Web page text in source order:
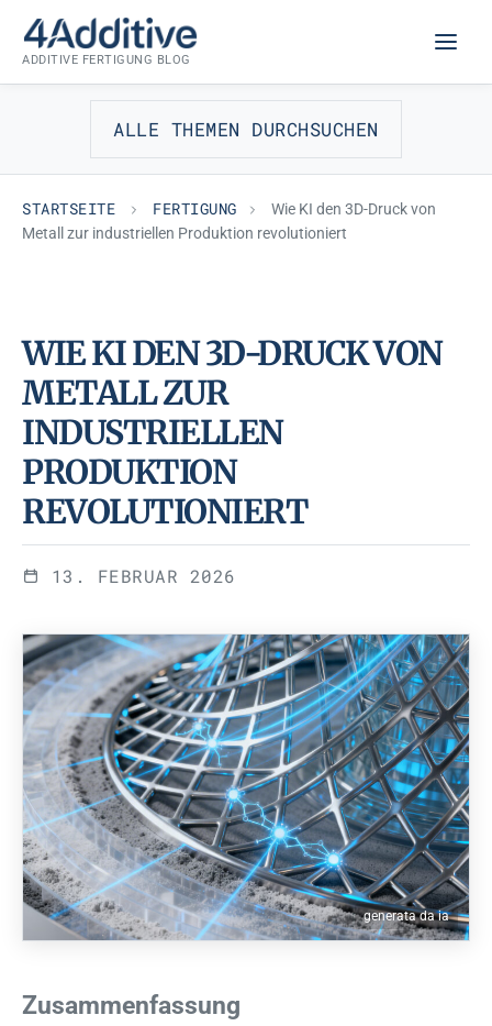
Inhalt
springen
ADDITIVE FERTIGUNG BLOG
ALLE THEMEN DURCHSUCHEN
STARTSEITE FERTIGUNG
Wie KI den 3D-Druck von
Metall zur industriellen Produktion revolutioniert
FERTIGUNG
WIE KI DEN 3D-DRUCK VON
METALL ZUR
INDUSTRIELLEN
PRODUKTION
REVOLUTIONIERT
13. FEBRUAR 2026
generata da ia
Zusammenfassung